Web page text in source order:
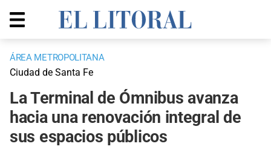
ÁREA METROPOLITANA
Ciudad de Santa Fe
La Terminal de Ómnibus avanza
hacia una renovación integral de
sus espacios públicos